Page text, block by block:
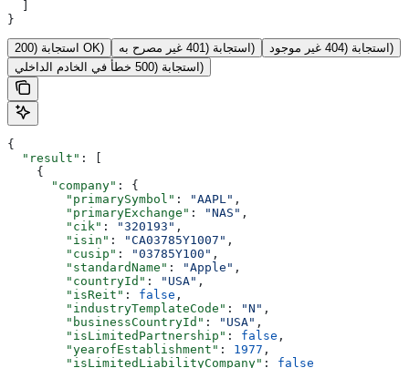
}
استجابة (200 OK) استجابة (401 غير مصرح به)
استجابة (404 غير موجود)
استجابة (500 خطأ في الخادم الداخلي)
{
  "result"
: [
    {
      "company"
: {
        "primarySymbol"
: "AAPL" ,
        "primaryExchange"
: "NAS" ,
        "cik"
: "320193" ,
        "isin"
: "CA03785Y1007" ,
        "cusip"
: "03785Y100" ,
        "standardName"
: "Apple" ,
        "countryId"
: "USA" ,
        "isReit"
: false ,
        "industryTemplateCode"
: "N" ,
        "businessCountryId"
: "USA" ,
        "isLimitedPartnership"
: false ,
        "yearofEstablishment"
: 1977 ,
        "isLimitedLiabilityCompany"
: false